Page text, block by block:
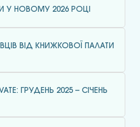
У НОВОМУ 2026 РОЦІ
ВІД КНИЖКОВОЇ ПАЛАТИ
ГРУДЕНЬ 2025 – СІЧЕНЬ